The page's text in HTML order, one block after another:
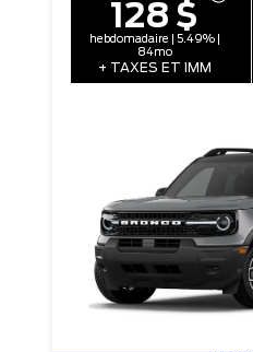
128 $
hebdomadaire | 5.49% |
84mo
+ TAXES ET IMM